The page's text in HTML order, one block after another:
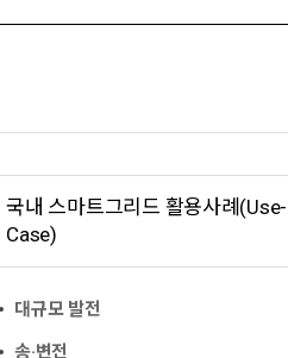
국내 스마트그리드 활용사례(Use-
Case)
대규모 발전
송·변전